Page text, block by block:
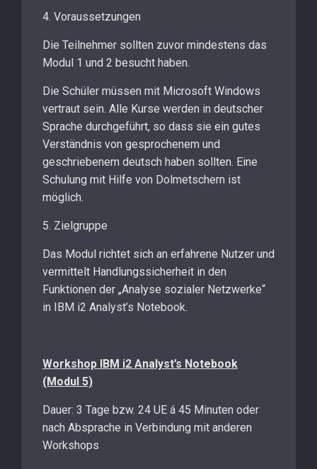
4. Voraussetzungen
Die Teilnehmer sollten zuvor mindestens das
Modul 1 und 2 besucht haben.
Die Schüler müssen mit Microsoft Windows
vertraut sein. Alle Kurse werden in deutscher
Sprache durchgeführt, so dass sie ein gutes
Verständnis von gesprochenem und
geschriebenem deutsch haben sollten. Eine
Schulung mit Hilfe von Dolmetschern ist
möglich.
5. Zielgruppe
Das Modul richtet sich an erfahrene Nutzer und
vermittelt Handlungssicherheit in den
Funktionen der „Analyse sozialer Netzwerke“
in IBM i2 Analyst’s Notebook.
Workshop IBM i2 Analyst’s Notebook
(Modul 5)
Dauer: 3 Tage bzw. 24 UE á 45 Minuten oder
nach Absprache in Verbindung mit anderen
Workshops